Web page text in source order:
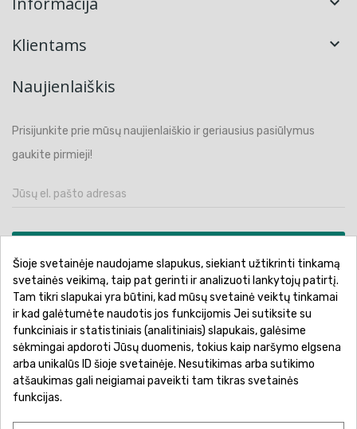
Klientams 
Naujienlaiškis
Prisijunkite prie mūsų naujienlaiškio ir geriausius pasiūlymus
gaukite pirmieji!
Pirkimo sąlygos ir taisyklės
Privatumo politika
Garantinis aptarnavimas
Prekių pristatymas
Prekių grąžinimas
Atsiskaitymo būdai
Šioje svetainėje naudojame slapukus, siekiant užtikrinti tinkamą
svetainės veikimą, taip pat gerinti ir analizuoti lankytojų patirtį.
Tam tikri slapukai yra būtini, kad mūsų svetainė veiktų tinkamai
ir kad galėtumėte naudotis jos funkcijomis Jei sutiksite su
funkciniais ir statistiniais (analitiniais) slapukais, galėsime
sėkmingai apdoroti Jūsų duomenis, tokius kaip naršymo elgsena
arba unikalūs ID šioje svetainėje. Nesutikimas arba sutikimo
atšaukimas gali neigiamai paveikti tam tikras svetainės
funkcijas.